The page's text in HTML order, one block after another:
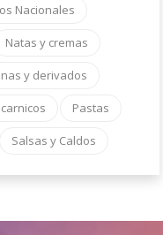
Nacionales
Natas y cremas
y derivados
Pastas
Salsas y Caldos